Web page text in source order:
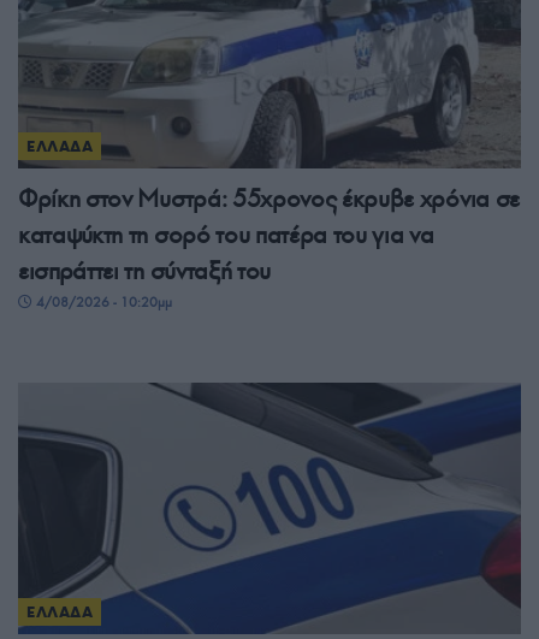
ΕΛΛΑΔΑ
Φρίκη στον Μυστρά: 55χρονος έκρυβε χρόνια σε
καταψύκτη τη σορό του πατέρα του για να
εισπράττει τη σύνταξή του
4/08/2026 - 10:20μμ
ΕΛΛΑΔΑ